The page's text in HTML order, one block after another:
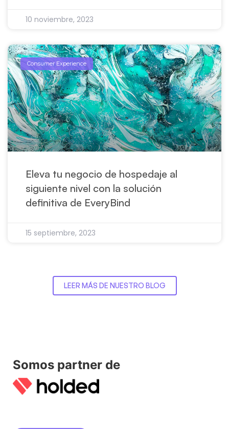
10 noviembre, 2023
Consumer Experience
Eleva tu negocio de hospedaje al
siguiente nivel con la solución
definitiva de EveryBind
15 septiembre, 2023
LEER MÁS DE NUESTRO BLOG
Somos partner de